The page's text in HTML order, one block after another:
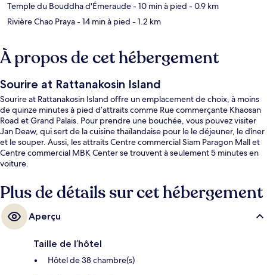
Temple du Bouddha d'Émeraude- 10 min à pied - 0.9 km
Rivière Chao Praya- 14 min à pied - 1.2 km
À propos de cet hébergement
Sourire at Rattanakosin Island
Sourire at Rattanakosin Island offre un emplacement de choix, à moins
de quinze minutes à pied d’attraits comme Rue commerçante Khaosan
Road et Grand Palais. Pour prendre une bouchée, vous pouvez visiter
Jan Deaw, qui sert de la cuisine thaïlandaise pour le le déjeuner, le dîner
et le souper. Aussi, les attraits Centre commercial Siam Paragon Mall et
Centre commercial MBK Center se trouvent à seulement 5 minutes en
voiture.
Plus de détails sur cet hébergement
Aperçu
Taille de l’hôtel
Hôtel de 38 chambre(s)